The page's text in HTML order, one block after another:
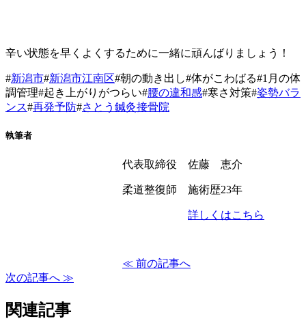
辛い状態を早くよくするために一緒に頑んばりましょう！
#新潟市#新潟市江南区#朝の動き出し#体がこわばる#1月の体
調管理#起き上がりがつらい#腰の違和感#寒さ対策#姿勢バラ
ンス#再発予防#さとう鍼灸接骨院
執筆者
代表取締役 佐藤 恵介
柔道整復師 施術歴23年
詳しくはこちら
≪ 前の記事へ
次の記事へ ≫
関連記事